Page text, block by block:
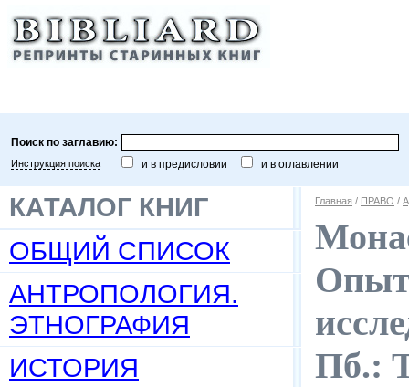
Поиск по заглавию:
Инструкция поиска и в предисловии и в оглавлении
КАТАЛОГ КНИГ
ОБЩИЙ СПИСОК
АНТРОПОЛОГИЯ.
ЭТНОГРАФИЯ
ИСТОРИЯ
Главная / ПРАВО /
Опыт
Пб.: